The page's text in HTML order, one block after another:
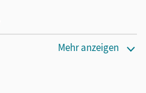
Mehr anzeigen